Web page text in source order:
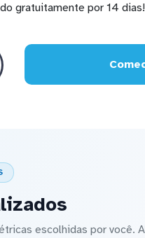
gratuitamente por 14 dias!
escolhidas por você.